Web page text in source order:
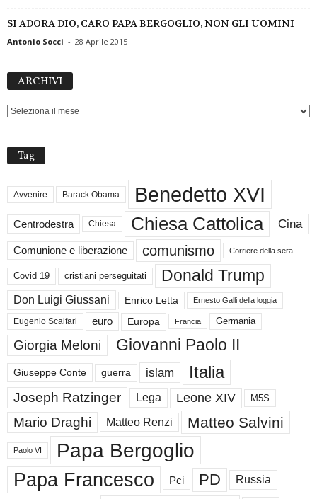
SI ADORA DIO, CARO PAPA BERGOGLIO, NON GLI UOMINI
Antonio Socci - 28 Aprile 2015
ARCHIVI
Tag
Avvenire Barack Obama Benedetto XVI
Centrodestra Chiesa Chiesa Cattolica Cina
Comunione e liberazione comunismo Corriere della sera
Covid 19 cristiani perseguitati Donald Trump
Don Luigi Giussani Enrico Letta Ernesto Galli della loggia
Eugenio Scalfari euro Europa Francia Germania
Giorgia Meloni Giovanni Paolo II
Giuseppe Conte guerra islam Italia
Joseph Ratzinger Lega Leone XIV M5S
Mario Draghi Matteo Renzi Matteo Salvini
Paolo VI Papa Bergoglio
Papa Francesco Pci PD Russia